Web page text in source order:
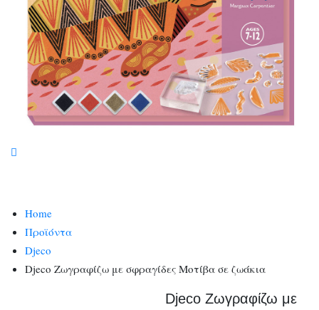
Home
Προϊόντα
Djeco
Djeco Ζωγραφίζω με σφραγίδες Μοτίβα σε ζωάκια
Djeco Ζωγραφίζω με